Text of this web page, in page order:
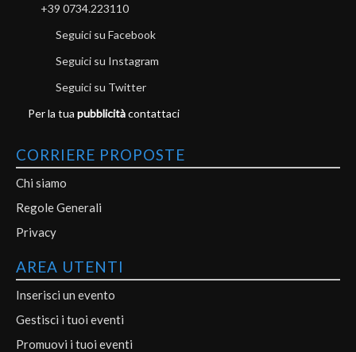
+39 0734.223110
Seguici su Facebook
Seguici su Instagram
Seguici su Twitter
Per la tua pubblicitàcontattaci
CORRIERE PROPOSTE
Chi siamo
Regole Generali
Privacy
AREA UTENTI
Inserisci un evento
Gestisci i tuoi eventi
Promuovi i tuoi eventi